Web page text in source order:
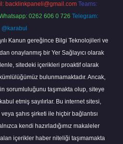
backlinkpaneli@gmail.com Teams:
0262 606 0 726 Telegram:
@karabul
Kanun gereğince Bilgi Teknolojileri ve
onaylanmış bir Yer Sağlayıcı olarak
sitedeki içerikleri proaktif olarak
bulunmamaktadır. Ancak,
sorumluluğunu taşımakta olup, siteye
etmiş sayılırlar. Bu internet sitesi,
şahıs şirketi ile hiçbir bağlantısı
kendi hazırladığımız makaleler
içerikler haber niteliği taşımamakta